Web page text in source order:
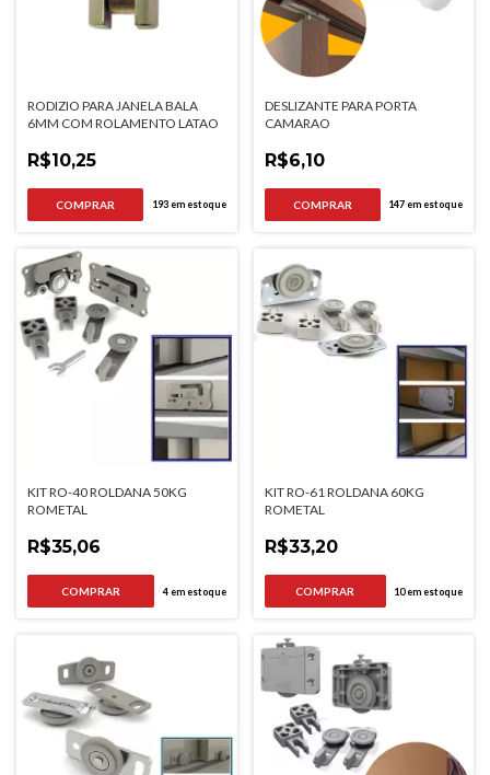
RODIZIO PARA JANELA BALA
6MM COM ROLAMENTO LATAO
R$10,25
193em estoque
DESLIZANTE PARA PORTA
CAMARAO
R$6,10
147em estoque
KIT RO-40 ROLDANA 50KG
ROMETAL
R$35,06
4em estoque
KIT RO-61 ROLDANA 60KG
ROMETAL
R$33,20
10em estoque